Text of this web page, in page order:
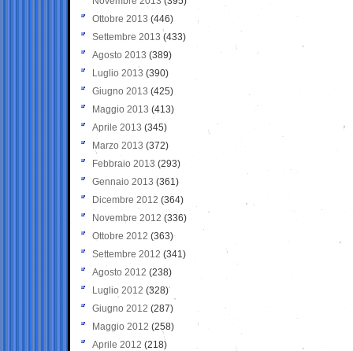
Ottobre 2013 (446)
Settembre 2013 (433)
Agosto 2013 (389)
Luglio 2013 (390)
Giugno 2013 (425)
Maggio 2013 (413)
Aprile 2013 (345)
Marzo 2013 (372)
Febbraio 2013 (293)
Gennaio 2013 (361)
Dicembre 2012 (364)
Novembre 2012 (336)
Ottobre 2012 (363)
Settembre 2012 (341)
Agosto 2012 (238)
Luglio 2012 (328)
Giugno 2012 (287)
Maggio 2012 (258)
Aprile 2012 (218)